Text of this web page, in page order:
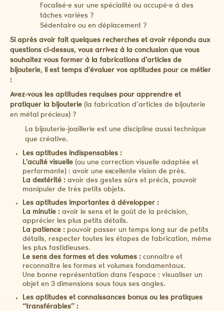
Focalisé·e sur une spécialité ou occupé·e à des
tâches variées ?
Sédentaire ou en déplacement ?
Si après avoir fait quelques recherches et avoir répondu aux
questions ci-dessus, vous arrivez à la conclusion que vous
souhaitez vous former à la fabrications d'articles de
bijouterie, il est temps d'évaluer vos aptitudes pour ce métier
:
Avez-vous les aptitudes requises pour apprendre et
pratiquer la bijouterie (la fabrication d’articles de bijouterie
en métal précieux) ?
La bijouterie-joaillerie est une discipline aussi technique
que créative.
Les aptitudes indispensables :
L'acuité visuelle (ou une correction visuelle adaptée et
performante) : avoir une excellente vision de près.
La dextérité : avoir des gestes sûrs et précis, pouvoir
manipuler de très petits objets.
Les aptitudes importantes à développer :
La minutie : avoir le sens et le goût de la précision,
apprécier les plus petits détails.
La patience : pouvoir passer un temps long sur de petits
détails, respecter toutes les étapes de fabrication, même
les plus fastidieuses.
Le sens des formes et des volumes : connaître et
reconnaître les formes et volumes fondamentaux.
Une bonne représentation dans l'espace : visualiser un
objet en 3 dimensions sous tous ses angles.
Les aptitudes et connaissances bonus ou les pratiques
“transférables” :